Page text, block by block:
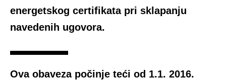
energetskog certifikata pri sklapanju
navedenih ugovora.
Ova obaveza počinje teći od 1.1. 2016.